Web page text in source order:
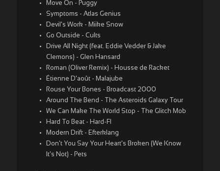
Move On - Puggy
Symptoms - Atlas Genius
Devil's Work - Miike Snow
Go Outside - Cults
Drive All Night (feat. Eddie Vedder & Jake
Clemons) - Glen Hansard
Roman (Oliver Remix) - Housse de Racket
Étienne D'août - Malajube
Rouse Your Bones - Broadcast 2000
Around The Bend - The Asteroids Galaxy Tour
We Can Make The World Stop - The Glitch Mob
Hard To Beat - Hard-FI
Modern Drift - Efterklang
Don't You Say Your Heart's Broken (We Know
It's Not) - Pets